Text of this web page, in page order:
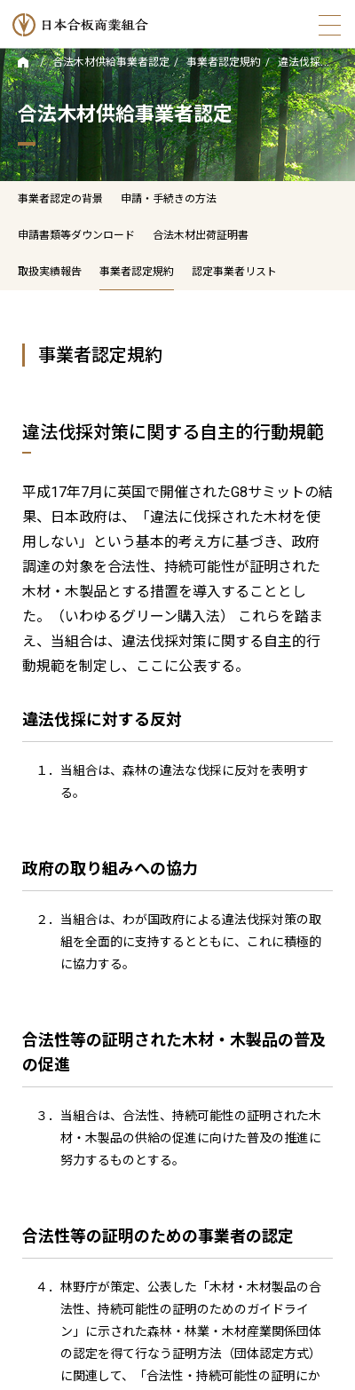
トップ
日本合板商業組合とは
組合員・会員について
トピックス
お問い合わせ
合法木材供給事業者認定 事業者認定規約 違法伐採対策に関する自主的行動規範
合法木材供給事業者認定
事業者認定の背景 申請・手続きの方法
申請書類等ダウンロード 合法木材出荷証明書
取扱実績報告 事業者認定規約 認定事業者リスト
事業者認定規約
違法伐採対策に関する自主的行動規範
平成17年7月に英国で開催されたG8サミットの結
果、日本政府は、「違法に伐採された木材を使
用しない」という基本的考え方に基づき、政府
調達の対象を合法性、持続可能性が証明された
木材・木製品とする措置を導入することとし
た。（いわゆるグリーン購入法） これらを踏ま
え、当組合は、違法伐採対策に関する自主的行
動規範を制定し、ここに公表する。
違法伐採に対する反対
１．当組合は、森林の違法な伐採に反対を表明す
る。
政府の取り組みへの協力
２．当組合は、わが国政府による違法伐採対策の取
組を全面的に支持するとともに、これに積極的
に協力する。
合法性等の証明された木材・木製品の普及
の促進
３．当組合は、合法性、持続可能性の証明された木
材・木製品の供給の促進に向けた普及の推進に
努力するものとする。
合法性等の証明のための事業者の認定
４．林野庁が策定、公表した「木材・木材製品の合
法性、持続可能性の証明のためのガイドライ
ン」に示された森林・林業・木材産業関係団体
の認定を得て行なう証明方法（団体認定方式）
に関連して、「合法性・持続可能性の証明にか